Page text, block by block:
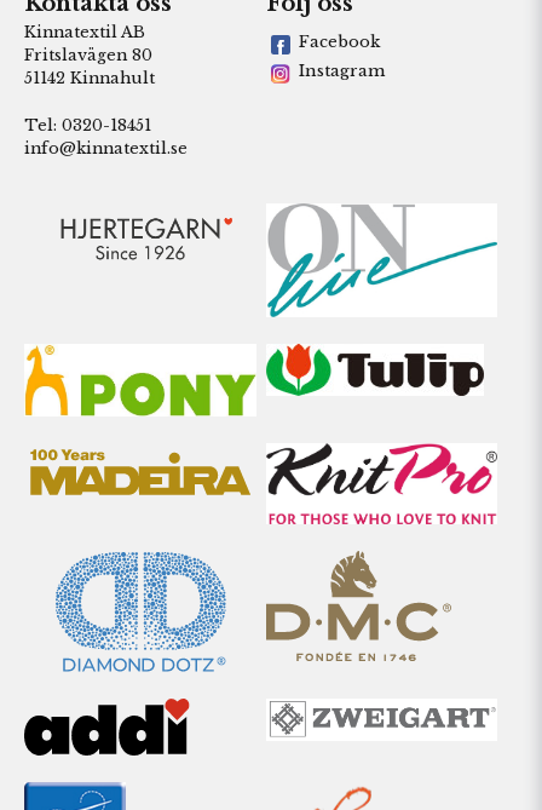
Kinnatextil AB
Fritslavägen 80
51142 Kinnahult
Tel: 0320-18451
info@kinnatextil.se
Facebook
Instagram